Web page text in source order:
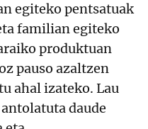
egiteko pentsatuak
familian egiteko
produktuan
pauso azaltzen
ahal izateko. Lau
daude